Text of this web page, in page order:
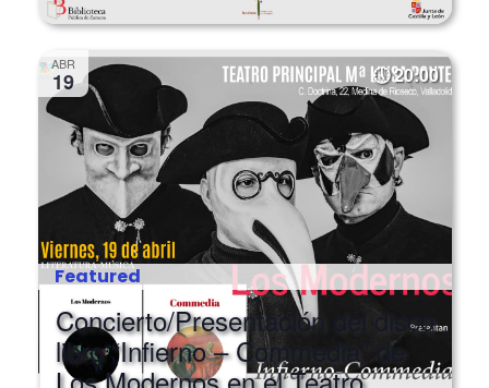
ABR
19 20:00
Featured
Concierto/Presentación del disco
libro “Infierno – Commedia” de